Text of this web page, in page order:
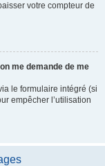
votre compteur de
me demande de me
le formulaire intégré (si
empêcher l’utilisation